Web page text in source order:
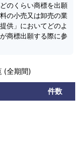
のくらい商標を出願
の小売又は卸売の業
供」においてどのよ
商標出願する際に参
(全期間)
件数